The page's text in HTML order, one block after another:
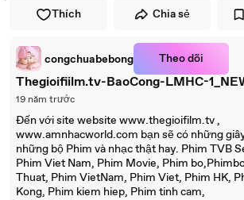
Thích Chia sẻ
congchuabebong Theo dõi
Thegioifiilm.tv-BaoCong-LMHC-
19 năm trước
Đến với site website www.thegioifilm.tv ,
www.amnhacworld.com bạn sẽ có những
những bộ Phim và nhạc thật hay. Phim TVB
Phim Viet Nam, Phim Movie, Phim
Thuat, Phim VietNam, Phim Viet, Phim HK,
Kong, Phim kiem hiep, Phim tinh cam,